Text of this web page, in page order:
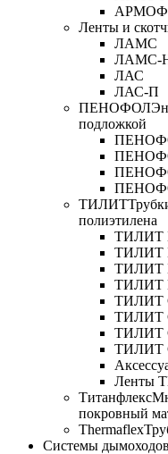
Ленты и
ЛАМС
ЛАМС-
ЛАС
ЛАС-П
ПЕНОФОЛ
подложкой
ТИЛИТ
полиэтилена
ТИЛИТ
ТИЛИТ
ТИЛИТ
ТИЛИТ
ТИЛИТ
ТИЛИТ
ТИЛИТ
ТИЛИТ
Ленты
Титанфлекс
покровный
Thermaflex
Cистемы дымоходов